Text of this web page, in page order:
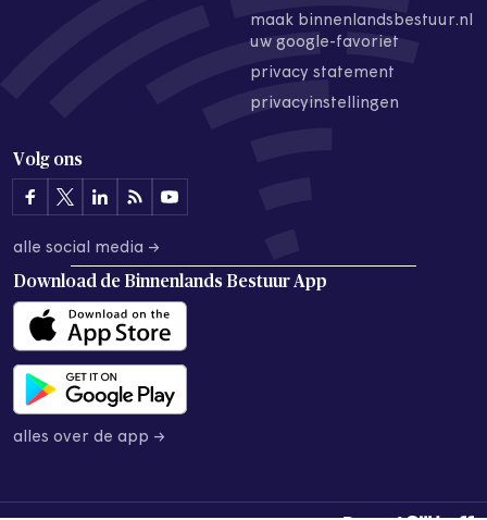
maak binnenlandsbestuur.nl
uw google-favoriet
privacy statement
privacyinstellingen
Volg ons
alle social media →
Download de Binnenlands Bestuur App
alles over de app →